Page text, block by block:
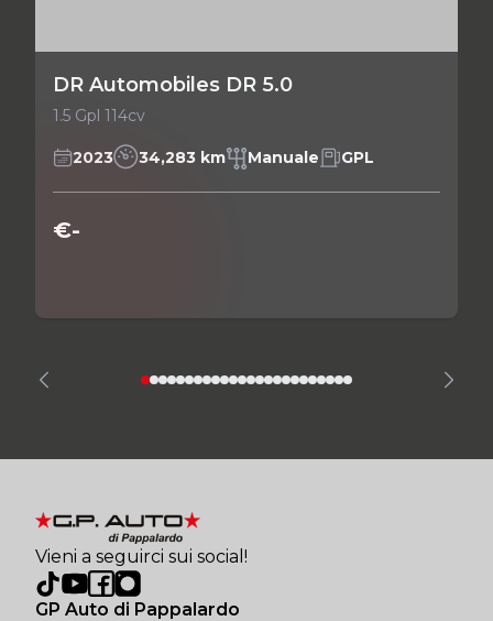
DR Automobiles DR 5.0
1.5 Gpl 114cv
2023 34,283 km Manuale GPL
€-
Vieni a seguirci sui social!
GP Auto di Pappalardo